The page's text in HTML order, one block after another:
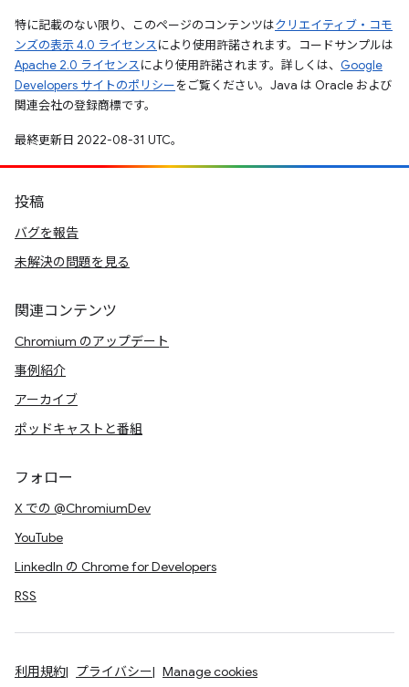
特に記載のない限り、このページのコンテンツはクリエイティブ・コモ
ンズの表示 4.0 ライセンスにより使用許諾されます。コードサンプルは
Apache 2.0 ライセンスにより使用許諾されます。詳しくは、 Google
Developers サイトのポリシーをご覧ください。Java は Oracle および
関連会社の登録商標です。
最終更新日 2022-08-31 UTC。
投稿
バグを報告
未解決の問題を見る
関連コンテンツ
Chromium のアップデート
事例紹介
アーカイブ
ポッドキャストと番組
フォロー
X での @ChromiumDev
YouTube
LinkedIn の Chrome for Developers
RSS
利用規約 プライバシー Manage cookies